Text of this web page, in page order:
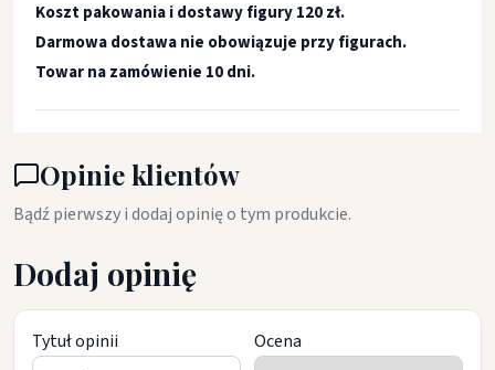
Koszt pakowania i dostawy figury 120 zł.
Darmowa dostawa nie obowiązuje przy figurach.
Towar na zamówienie 10 dni.
Opinie klientów
Bądź pierwszy i dodaj opinię o tym produkcie.
Dodaj opinię
Tytuł opinii Ocena